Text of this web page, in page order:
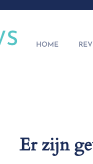
HOME
Er zijn